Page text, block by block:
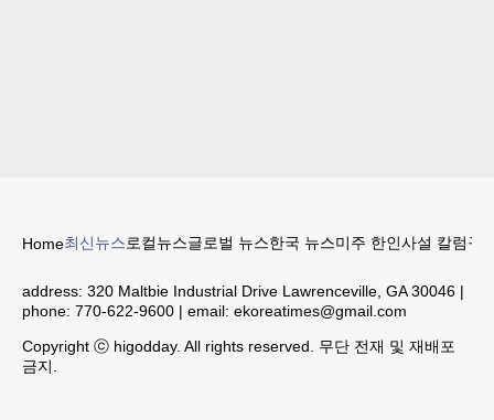
Home최신뉴스로컬뉴스글로벌 뉴스한국 뉴스미주 한인사설 칼럼구
address: 320 Maltbie Industrial Drive Lawrenceville, GA 30046 |
phone: 770-622-9600 | email: ekoreatimes@gmail.com
Copyright ⓒ higodday. All rights reserved. 무단 전재 및 재배포
금지.